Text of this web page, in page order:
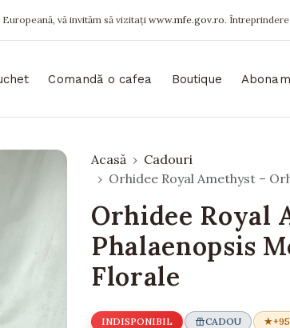
vă invităm să vizitați www.mfe.gov.ro.
Comandă o cafea Boutique
Acasă
Cadouri
Orhidee Royal Amethyst –
Orhidee Royal
Phalaenopsis
Florale
INDISPONIBIL CADOU